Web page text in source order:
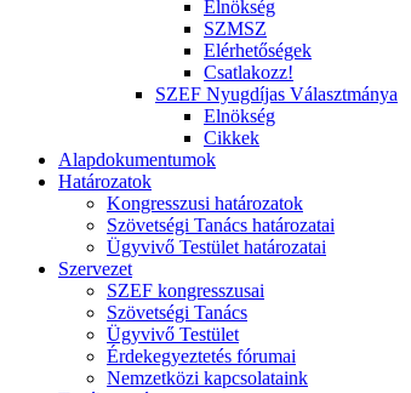
Elnökség
SZMSZ
Elérhetőségek
Csatlakozz!
SZEF Nyugdíjas Választmánya
Elnökség
Cikkek
Alapdokumentumok
Határozatok
Kongresszusi határozatok
Szövetségi Tanács határozatai
Ügyvivő Testület határozatai
Szervezet
SZEF kongresszusai
Szövetségi Tanács
Ügyvivő Testület
Érdekegyeztetés fórumai
Nemzetközi kapcsolataink